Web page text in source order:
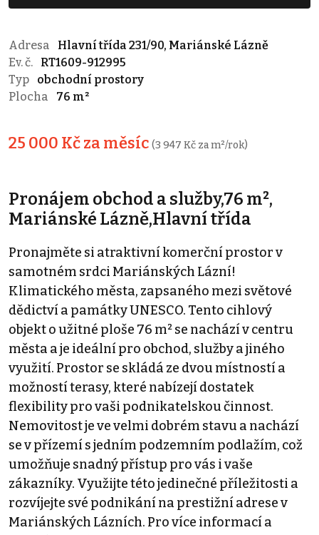
Adresa
Hlavní třída 231/90, Mariánské Lázně
Ev. č.
RT1609-912995
Typ
obchodní prostory
Plocha
76 m²
25 000 Kč za měsíc (3 947 Kč za m²/rok)
Pronájem obchod a služby,76 m²,
Mariánské Lázně,Hlavní třída
Pronajměte si atraktivní komerční prostor v
samotném srdci Mariánských Lázní!
Klimatického města, zapsaného mezi světové
dědictví a památky UNESCO. Tento cihlový
objekt o užitné ploše 76 m² se nachází v centru
města a je ideální pro obchod, služby a jiného
využití. Prostor se skládá ze dvou místností a
možností terasy, které nabízejí dostatek
flexibility pro vaši podnikatelskou činnost.
Nemovitost je ve velmi dobrém stavu a nachází
se v přízemí s jedním podzemním podlažím, což
umožňuje snadný přístup pro vás i vaše
zákazníky. Využijte této jedinečné příležitosti a
rozvíjejte své podnikání na prestižní adrese v
Mariánských Lázních. Pro více informací a